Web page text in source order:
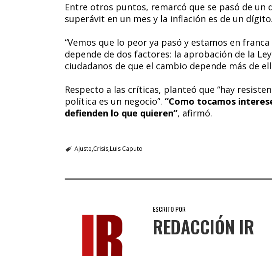
Entre otros puntos, remarcó que se pasó de un
superávit en un mes y la inflación es de un dígito.
“Vemos que lo peor ya pasó y estamos en
depende de dos factores: la aprobación de la
ciudadanos de que el cambio depende más de
Respecto a las críticas, planteó que “hay
política es un negocio”. “Como tocamos
defienden lo que quieren”, afirmó.
Ajuste CrisisLuis Caputo
ESCRITO POR
REDACCIÓN IR